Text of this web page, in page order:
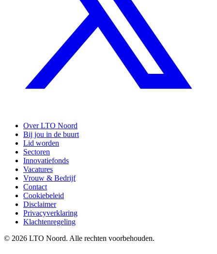
Over LTO Noord
Bij jou in de buurt
Lid worden
Sectoren
Innovatiefonds
Vacatures
Vrouw & Bedrijf
Contact
Cookiebeleid
Disclaimer
Privacyverklaring
Klachtenregeling
© 2026 LTO Noord. Alle rechten voorbehouden.